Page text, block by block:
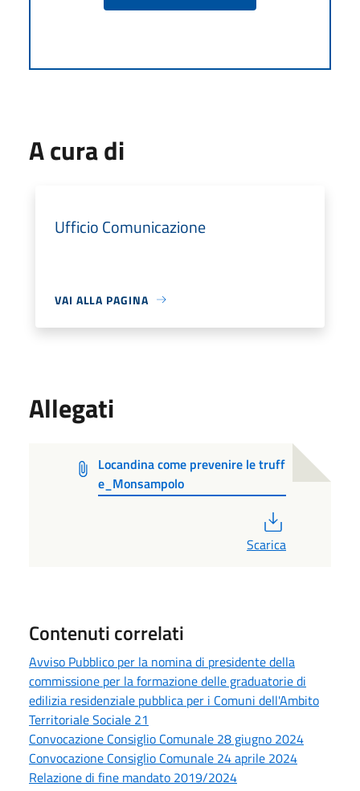
A cura di
Ufficio Comunicazione
VAI ALLA PAGINA
Allegati
Locandina come prevenire le truff
e_Monsampolo
Scarica
Contenuti correlati
Avviso Pubblico per la nomina di presidente della
commissione per la formazione delle graduatorie di
edilizia residenziale pubblica per i Comuni dell'Ambito
Territoriale Sociale 21
Convocazione Consiglio Comunale 28 giugno 2024
Convocazione Consiglio Comunale 24 aprile 2024
Relazione di fine mandato 2019/2024